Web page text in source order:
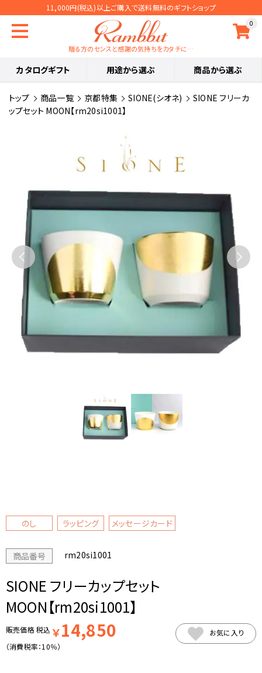
11,000円(税込)以上ご購入で送料無料のギフトショップ
0
贈る方のセンスと感謝の気持ちをカタチに…
カタログギフト 用途から選ぶ 商品から選ぶ
トップ 商品一覧 京都特集 SIONE(シオネ)
SIONE フリーカ
ップセット MOON【rm20si1001】
のし ラッピング メッセージカード
商品番号 rm20si1001
SIONE フリーカップセット
MOON【rm20si1001】
販売価格税込 ￥14,850
（消費税率：10％）
お気に入り